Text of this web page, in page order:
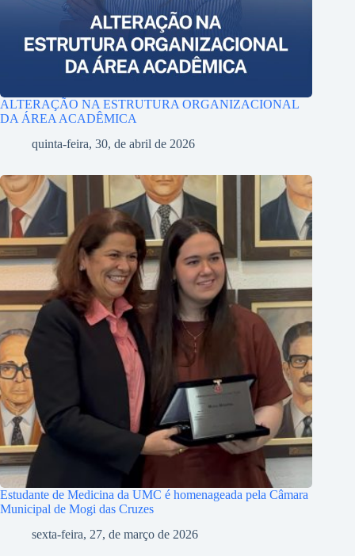
ALTERAÇÃO NA ESTRUTURA ORGANIZACIONAL
DA ÁREA ACADÊMICA
quinta-feira, 30, de abril de 2026
Estudante de Medicina da UMC é homenageada pela Câmara
Municipal de Mogi das Cruzes
sexta-feira, 27, de março de 2026